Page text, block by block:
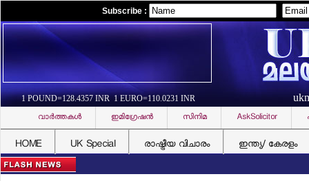
Subscribe :
1 POUND=128.4357 INR 1 EURO=110.0231 INR
വാര്‍ത്തകള്‍ ഇമിഗ്രേഷന്‍ സിനിമ AskSolicitor
HOME UK Special രാഷ്ട്രീയ വിചാരം ഇന്ത്യ/ കേരളം